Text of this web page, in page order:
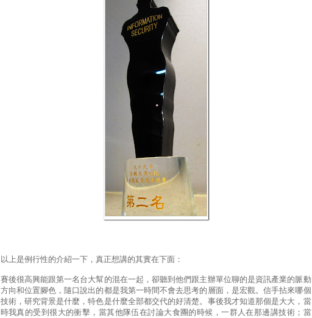
以上是例行性的介紹一下，真正想講的其實在下面：
賽後很高興能跟第一名台大幫的混在一起，卻聽到他們跟主辦單位聊的是資訊產業的脈動
方向和位置腳色，隨口說出的都是我第一時間不會去思考的層面，是宏觀。信手拈來哪個
技術，研究背景是什麼，特色是什麼全部都交代的好清楚。事後我才知道那個是大大，當
時我真的受到很大的衝擊，當其他隊伍在討論大食團的時候，一群人在那邊講技術；當